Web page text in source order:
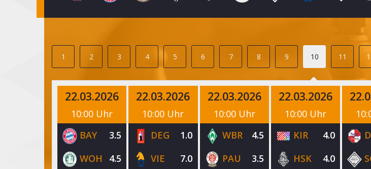
1 2 3 4 5 6 7 8 9 10 11
22.03.2026
10:00 Uhr
BAY
3.5
WOH
4.5
22.03.2026
10:00 Uhr
DEG
1.0
VIE
7.0
22.03.2026
10:00 Uhr
WBR
4.5
PAU
3.5
22.03.2026
10:00 Uhr
KIR
4.0
HSK
4.0